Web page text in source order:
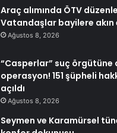
Araç alımında ÖTV
Vatandaşlar bayilere
Ağustos 8, 2026
“Casperlar” suç örgütüne
operasyon! 151 şüpheli
açıldı
Ağustos 8, 2026
Seymen ve Karamürsel